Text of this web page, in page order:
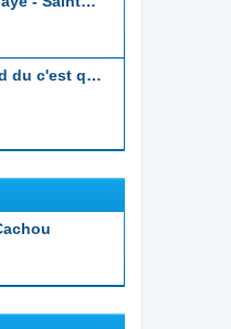
du c'est q…